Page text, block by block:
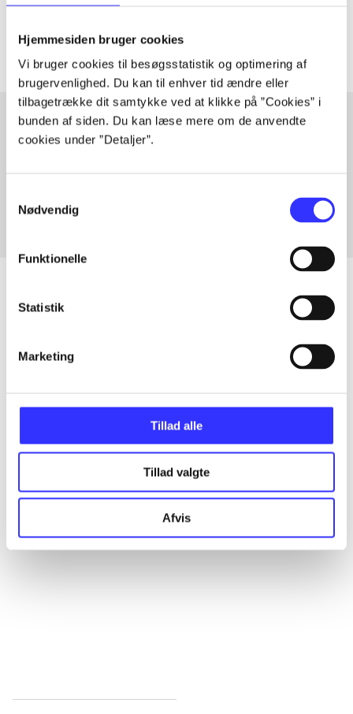
Hjemmesiden bruger cookies
Vi bruger cookies til besøgsstatistik og optimering af
brugervenlighed. Du kan til enhver tid ændre eller
tilbagetrække dit samtykke ved at klikke på ”Cookies” i
bunden af siden. Du kan læse mere om de anvendte
cookies under ”Detaljer”.
Nødvendig
Funktionelle
Statistik
Marketing
Tillad alle
Tillad valgte
Afvis
Alle registrerede artikler fordelt på udgivelser
...
...
...